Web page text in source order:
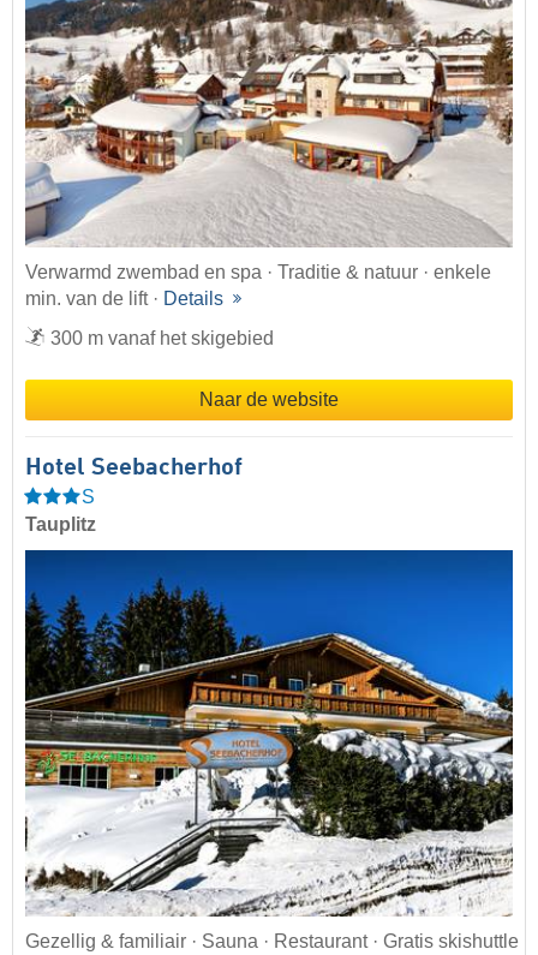
Verwarmd zwembad en spa · Traditie & natuur · enkele
min. van de lift · Details
300 m vanaf het skigebied
Naar de website
Hotel Seebacherhof
S
Tauplitz
Gezellig & familiair · Sauna · Restaurant · Gratis skishuttle